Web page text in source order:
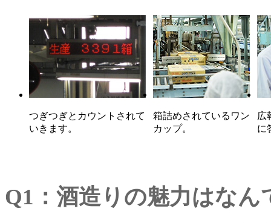
つぎつぎとカウントされて
いきます。
箱詰めされているワン
カップ。
広
に
Q1：酒造りの魅力はなん